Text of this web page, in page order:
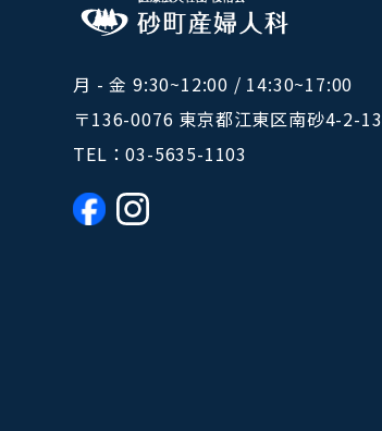
月 - 金 9:30~12:00 / 14:30~17:00
〒136-0076 東京都江東区南砂4-2-13
TEL：03-5635-1103